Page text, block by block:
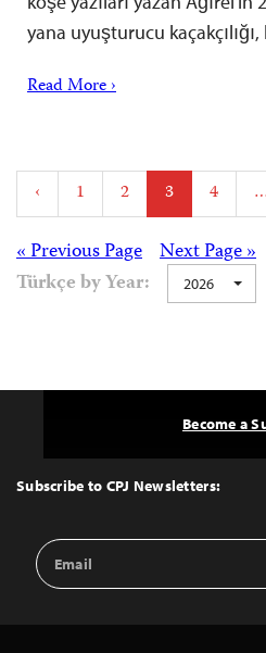
yana uyuşturucu
Read More ›
Posts
pagination
‹ 1 2 3 4
Posts
navigation
Next Page »
« Previous Page
Türkçe by Year:
2026
Top
Subscribe to CPJ Newsletters:
Email
Address
Become a